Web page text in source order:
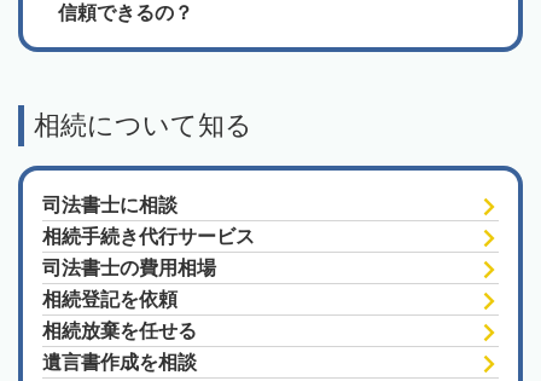
信頼できるの？
相続について知る
司法書士に相談
相続手続き代行サービス
司法書士の費用相場
相続登記を依頼
相続放棄を任せる
遺言書作成を相談